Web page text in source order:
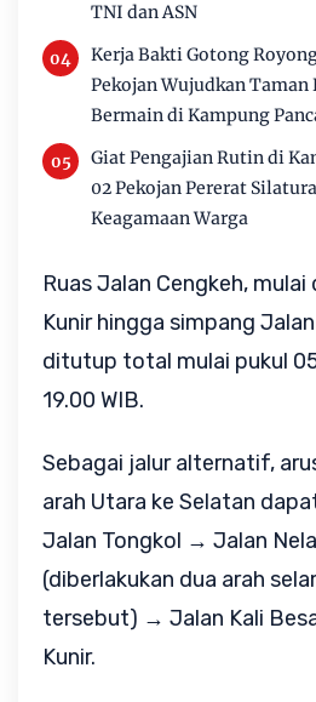
TNI dan ASN
Kerja Bakti Gotong
Pekojan Wujudkan Taman
Bermain di Kampung
Giat Pengajian Rutin di
02 Pekojan Pererat
Keagamaan Warga
Ruas Jalan Cengkeh,
Kunir hingga simpang
ditutup total mulai pukul
19.00 WIB.
Sebagai jalur alternatif,
arah Utara ke Selatan
Jalan Tongkol → Jalan
(diberlakukan dua arah
tersebut) → Jalan Kali
Kunir.